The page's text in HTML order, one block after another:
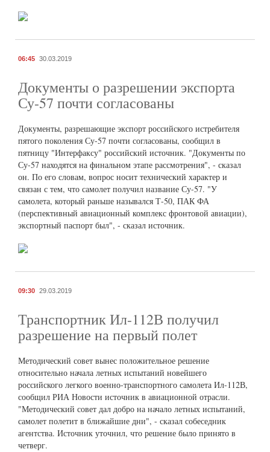
06:45 30.03.2019
Документы о разрешении экспорта
Су-57 почти согласованы
Документы, разрешающие экспорт российского истребителя
пятого поколения Су-57 почти согласованы, сообщил в
пятницу "Интерфаксу" российский источник. "Документы по
Су-57 находятся на финальном этапе рассмотрения", - сказал
он. По его словам, вопрос носит технический характер и
связан с тем, что самолет получил название Су-57. "У
самолета, который раньше назывался Т-50, ПАК ФА
(перспективный авиационный комплекс фронтовой авиации),
экспортный паспорт был", - сказал источник.
09:30 29.03.2019
Транспортник Ил-112В получил
разрешение на первый полет
Методический совет вынес положительное решение
относительно начала летных испытаний новейшего
российского легкого военно-транспортного самолета Ил-112В,
сообщил РИА Новости источник в авиационной отрасли.
"Методический совет дал добро на начало летных испытаний,
самолет полетит в ближайшие дни", - сказал собеседник
агентства. Источник уточнил, что решение было принято в
четверг.